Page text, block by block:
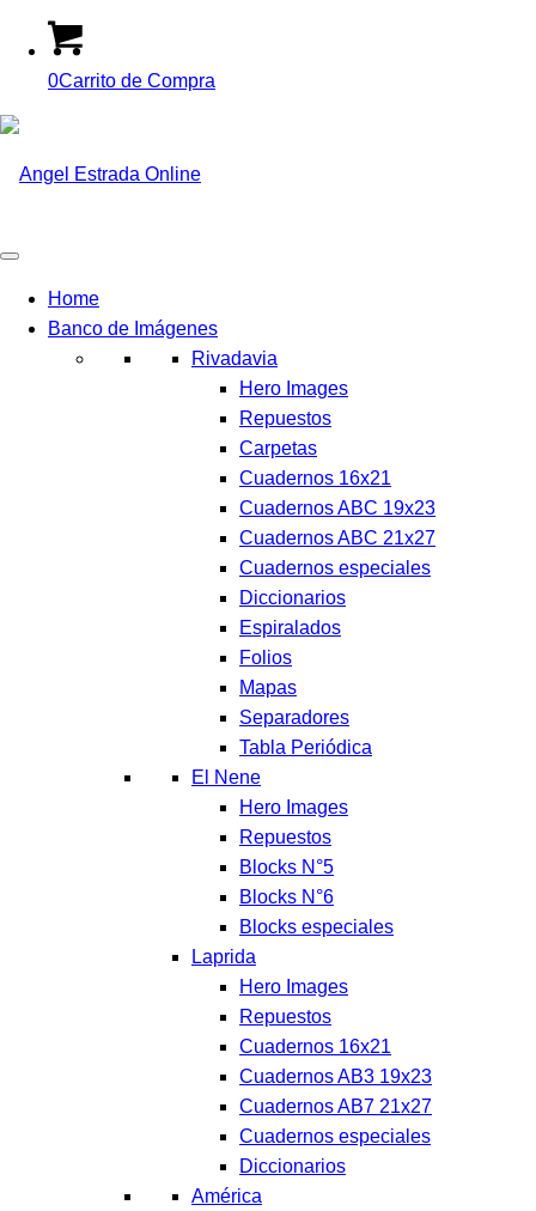
0Carrito de Compra
Home
Banco de Imágenes
Rivadavia
Hero Images
Repuestos
Carpetas
Cuadernos 16x21
Cuadernos ABC 19x23
Cuadernos ABC 21x27
Cuadernos especiales
Diccionarios
Espiralados
Folios
Mapas
Separadores
Tabla Periódica
El Nene
Hero Images
Repuestos
Blocks N°5
Blocks N°6
Blocks especiales
Laprida
Hero Images
Repuestos
Cuadernos 16x21
Cuadernos AB3 19x23
Cuadernos AB7 21x27
Cuadernos especiales
Diccionarios
América